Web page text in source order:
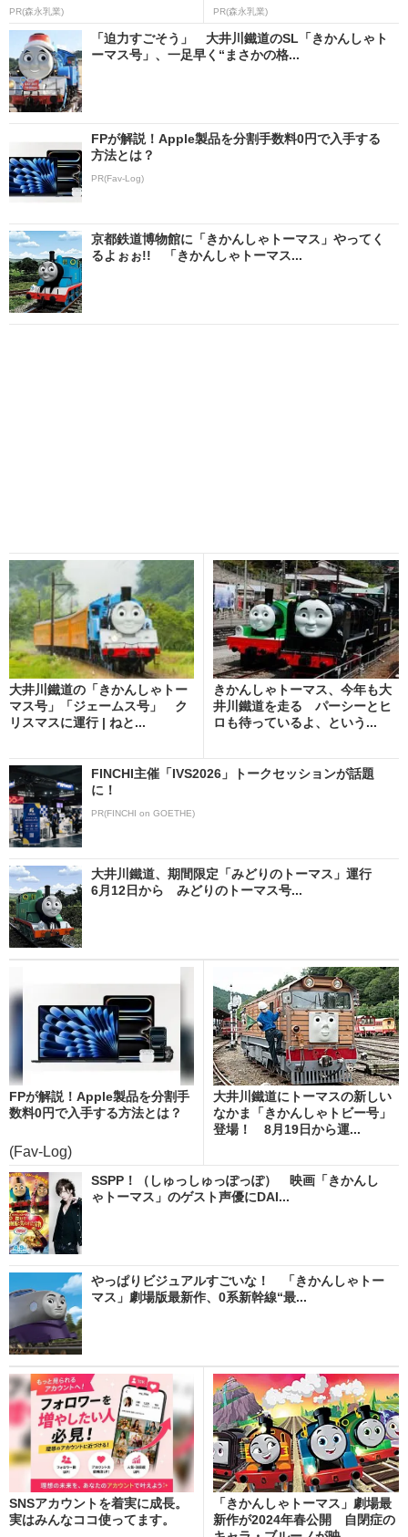
PR(森永乳業) PR(森永乳業)
「迫力すごそう」 大井川鐵道のSL「きかんしゃト
ーマス号」、一足早く“まさかの格...
FPが解説！Apple製品を分割手数料0円で入手する
方法とは？
PR(Fav-Log)
京都鉄道博物館に「きかんしゃトーマス」やってく
るよぉぉ!! 「きかんしゃトーマス...
大井川鐵道の「きかんしゃトー
マス号」「ジェームス号」 ク
リスマスに運行 | ねと...
きかんしゃトーマス、今年も大
井川鐵道を走る パーシーとヒ
ロも待っているよ、という...
FINCHI主催「IVS2026」トークセッションが話題
に！
PR(FINCHI on GOETHE)
大井川鐵道、期間限定「みどりのトーマス」運行
6月12日から みどりのトーマス号...
FPが解説！Apple製品を分割手
数料0円で入手する方法とは？
(Fav-Log)
大井川鐵道にトーマスの新しい
なかま「きかんしゃトビー号」
登場！ 8月19日から運...
SSPP！（しゅっしゅっぽっぽ） 映画「きかんし
ゃトーマス」のゲスト声優にDAI...
やっぱりビジュアルすごいな！ 「きかんしゃトー
マス」劇場版最新作、0系新幹線“最...
SNSアカウントを着実に成長。
実はみんなココ使ってます。
「きかんしゃトーマス」劇場最
新作が2024年春公開 自閉症の